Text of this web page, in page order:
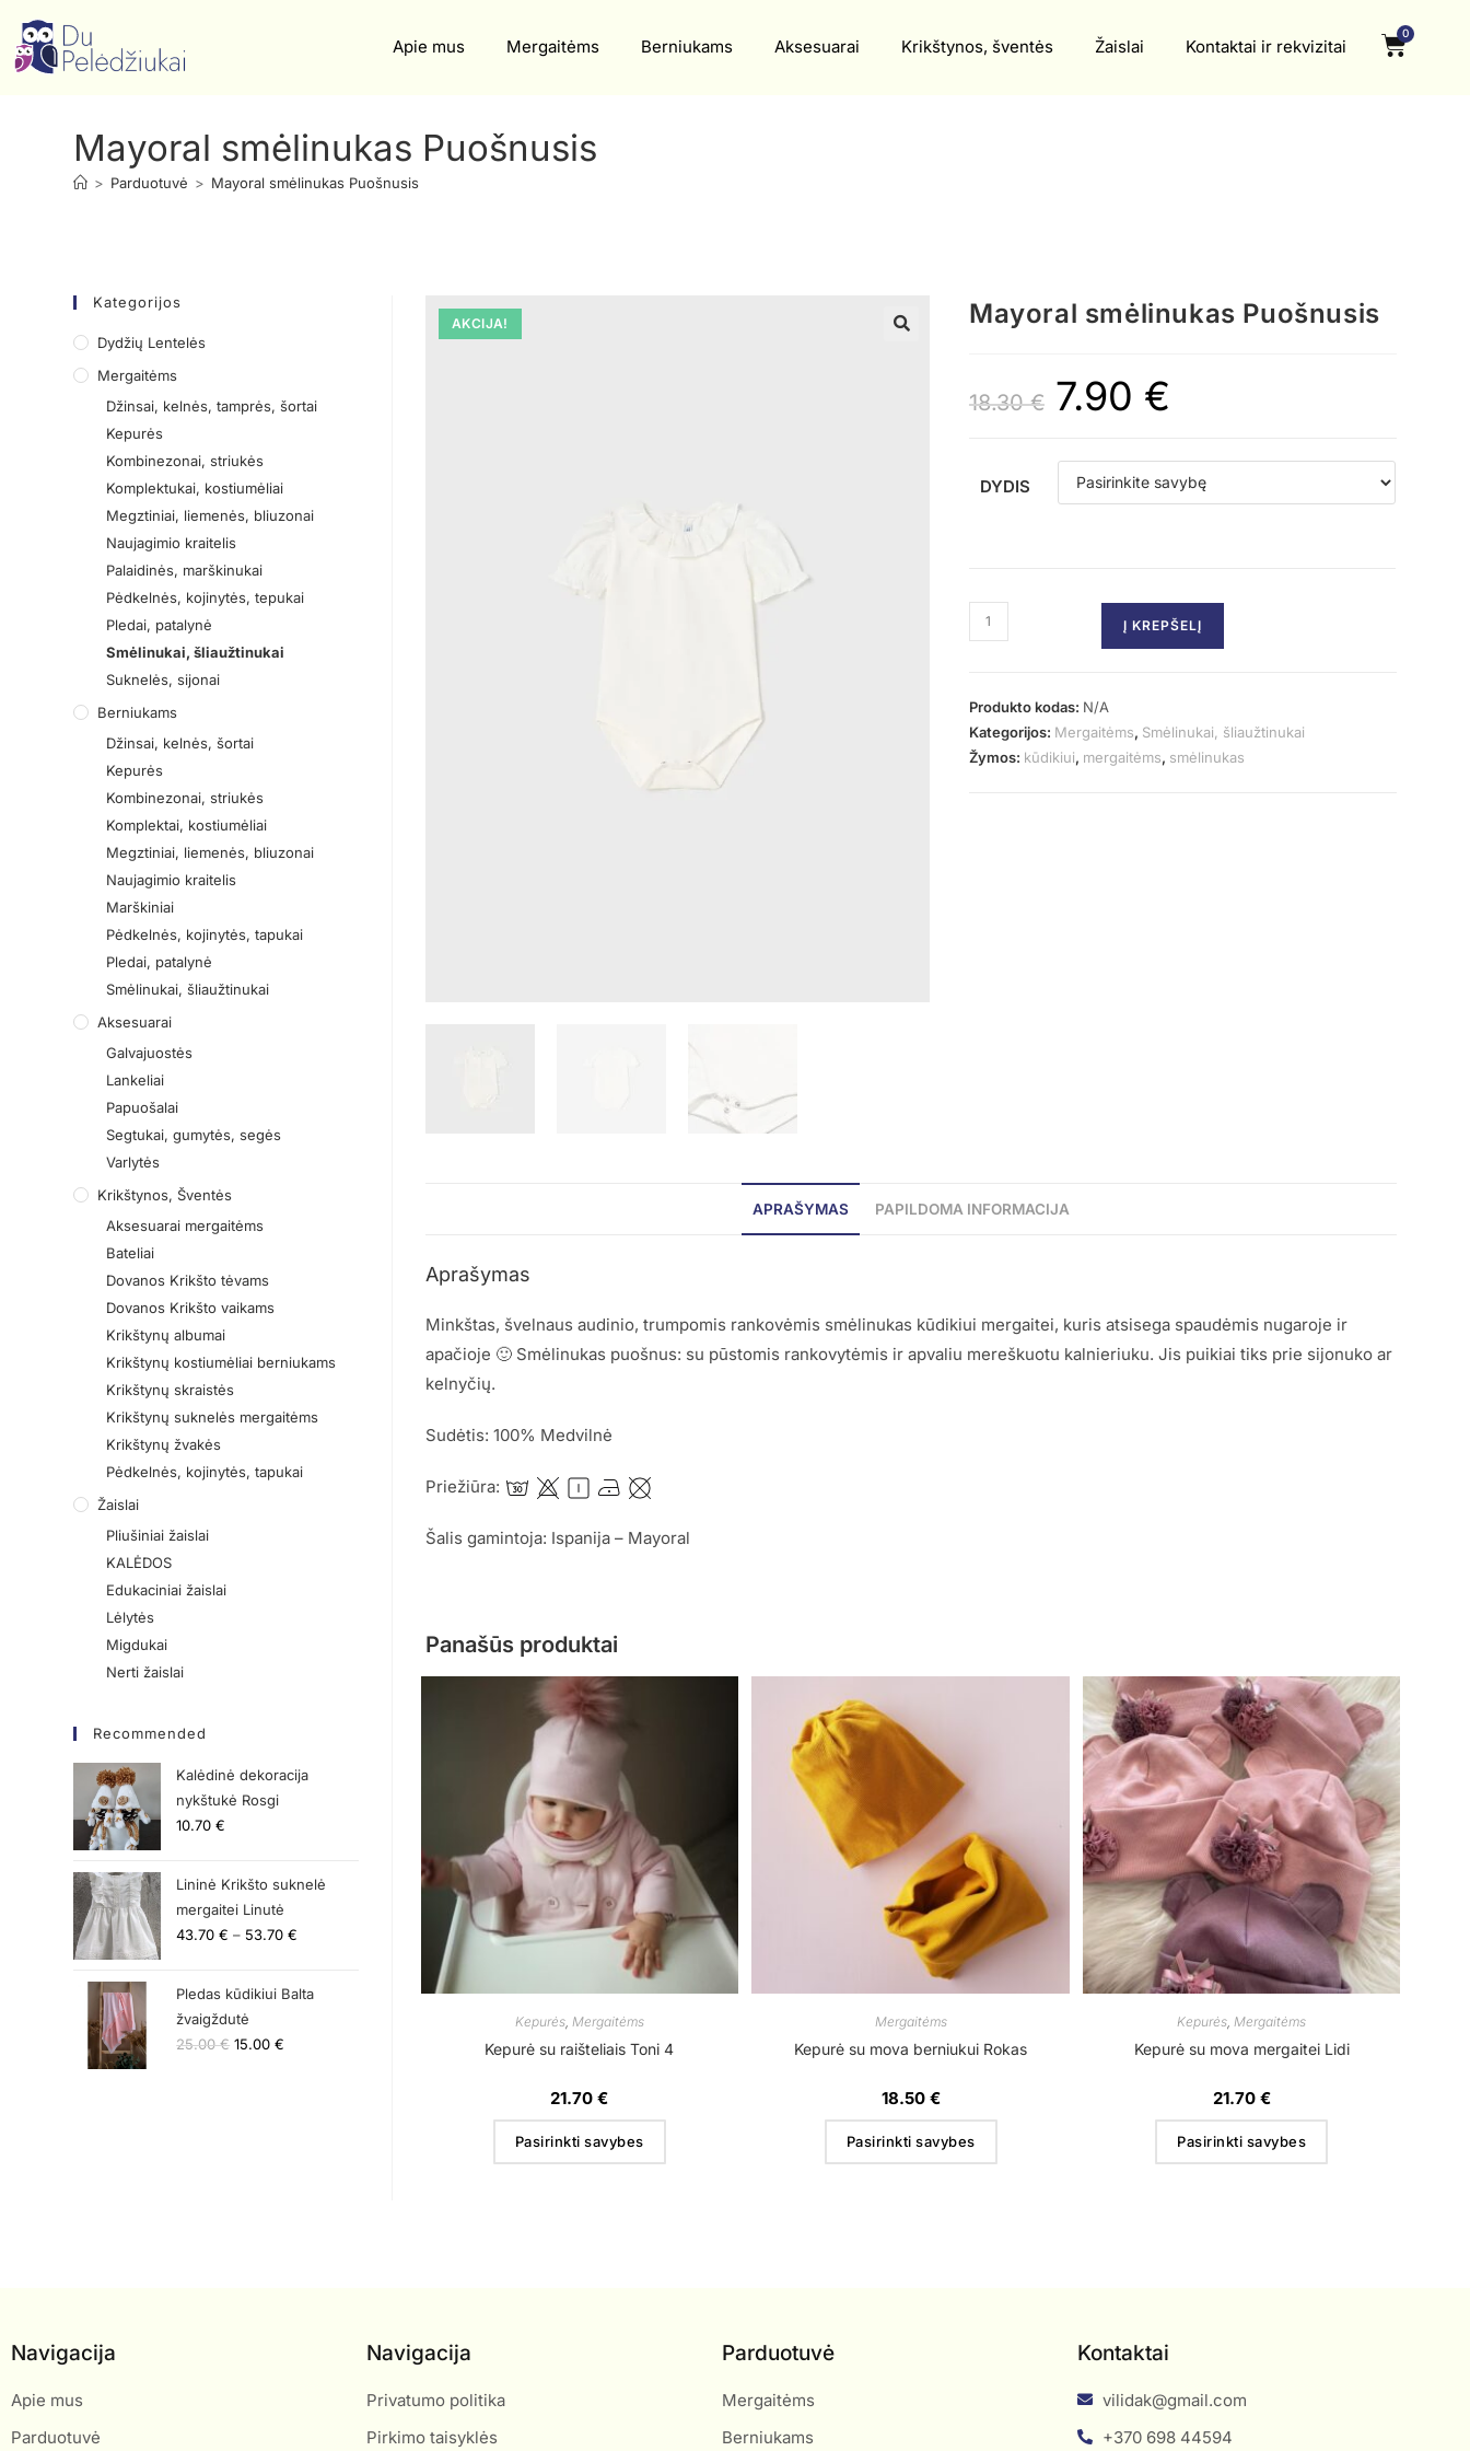
Apie mus Mergaitėms Berniukams Aksesuarai Krikštynos, šventės Žaislai Kontaktai ir rekvizitai
0
Mayoral smėlinukas Puošnusis
> Parduotuvė > Mayoral smėlinukas Puošnusis
AKCIJA! Mayoral smėlinukas Puošnusis
18.30€ 7.90 €
DYDIS
Į KREPŠELĮ
Produkto kodas: N/A
Kategorijos: Mergaitėms, Smėlinukai, šliaužtinukai
Žymos: kūdikiui, mergaitėms, smėlinukas
APRAŠYMAS PAPILDOMA INFORMACIJA
Aprašymas
Minkštas, švelnaus audinio, trumpomis rankovėmis smėlinukas kūdikiui mergaitei, kuris atsisega spaudėmis nugaroje ir
apačioje 🙂 Smėlinukas puošnus: su pūstomis rankovytėmis ir apvaliu mereškuotu kalnieriuku. Jis puikiai tiks prie sijonuko ar
kelnyčių.
Sudėtis: 100% Medvilnė
Priežiūra:
Šalis gamintoja: Ispanija – Mayoral
Panašūs produktai
Kepurės, Mergaitėms
Kepurė su raišteliais Toni 4
21.70€
Pasirinkti savybes
Mergaitėms
Kepurė su mova berniukui Rokas
18.50 €
Pasirinkti savybes
Kepurės,Mergaitėms
Kepurė su mova mergaitei Lidi
21.70 €
Pasirinkti savybes
Kategorijos
Dydžių Lentelės
Mergaitėms
Džinsai, kelnės, tamprės, šortai
Kepurės
Kombinezonai, striukės
Komplektukai, kostiumėliai
Megztiniai, liemenės, bliuzonai
Naujagimio kraitelis
Palaidinės, marškinukai
Pėdkelnės, kojinytės, tepukai
Pledai, patalynė
Smėlinukai, šliaužtinukai
Suknelės, sijonai
Berniukams
Džinsai, kelnės, šortai
Kepurės
Kombinezonai, striukės
Komplektai, kostiumėliai
Megztiniai, liemenės, bliuzonai
Naujagimio kraitelis
Marškiniai
Pėdkelnės, kojinytės, tapukai
Pledai, patalynė
Smėlinukai, šliaužtinukai
Aksesuarai
Galvajuostės
Lankeliai
Papuošalai
Segtukai, gumytės, segės
Varlytės
Krikštynos, Šventės
Aksesuarai mergaitėms
Bateliai
Dovanos Krikšto tėvams
Dovanos Krikšto vaikams
Krikštynų albumai
Krikštynų kostiumėliai berniukams
Krikštynų skraistės
Krikštynų suknelės mergaitėms
Krikštynų žvakės
Pėdkelnės, kojinytės, tapukai
Žaislai
Pliušiniai žaislai
KALĖDOS
Edukaciniai žaislai
Lėlytės
Migdukai
Nerti žaislai
Recommended
Kalėdinė dekoracija
nykštukė Rosgi
10.70€
Lininė Krikšto suknelė
mergaitei Linutė
43.70€ – 53.70€
Pledas kūdikiui Balta
žvaigždutė
25.00€ 15.00€
Navigacija
Apie mus
Parduotuvė
Navigacija
Privatumo politika
Pirkimo taisyklės
Parduotuvė
Mergaitėms
Berniukams
Kontaktai
vilidak@gmail.com
+370 698 44594